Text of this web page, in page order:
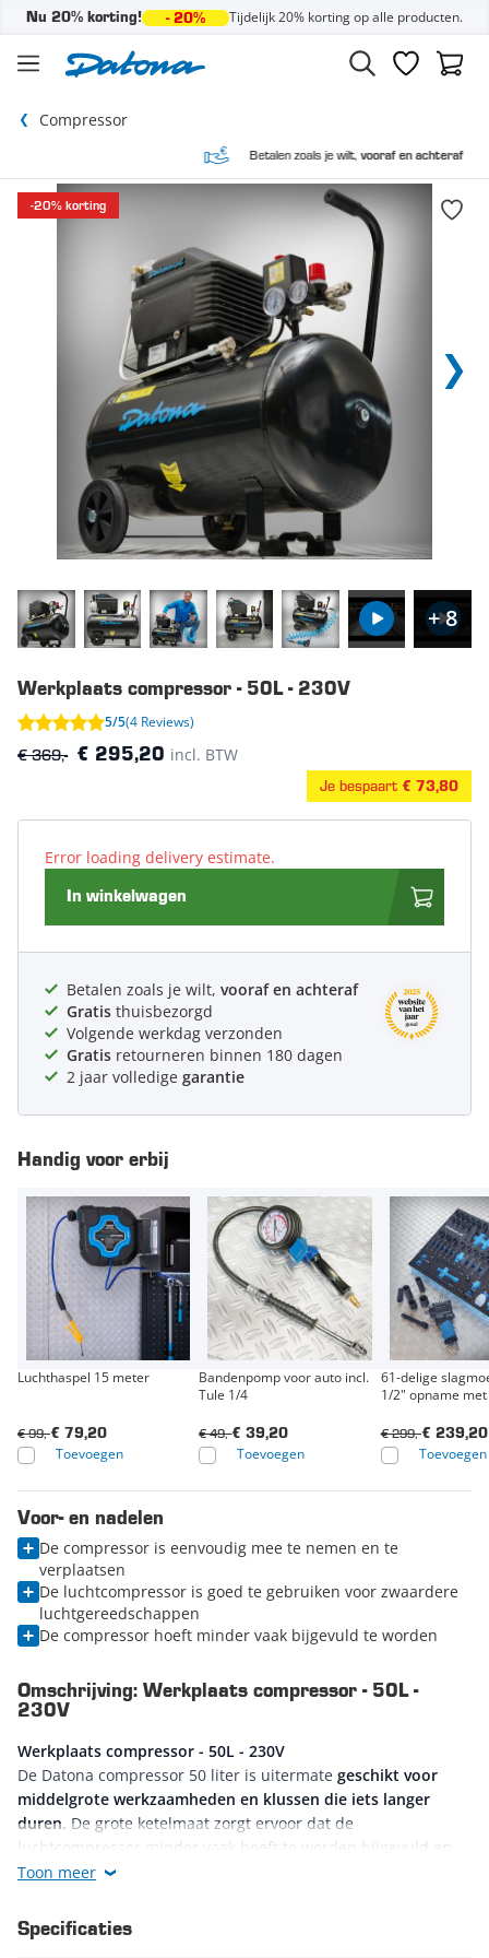
Nu 20% korting! - 20% Tijdelijk 20% korting op alle producten.
Verlanglijst
Compressor
Betalen zoals je wilt,vooraf en achteraf
-20% korting
+ 8
Werkplaats compressor - 50L - 230V
5/5(4 Reviews)
€ 369,- € 295,20 incl. BTW
Je bespaart € 73,80
Error loading delivery estimate.
In winkelwagen
Betalen zoals je wilt, vooraf en achteraf
Gratis thuisbezorgd
Volgende werkdag verzonden
Gratis retourneren binnen 180 dagen
2 jaar volledige garantie
Handig voor erbij
Luchthaspel 15 meter
€ 79,20
€ 99,-
Toevoegen
Bandenpomp voor auto incl.
Tule 1/4
€ 39,20
€ 49,-
Toevoegen
61-delige
1/2" opname
€ 239,20
€ 299,-
Toevoegen
Voor- en nadelen
De compressor is eenvoudig mee te nemen en te
verplaatsen
De luchtcompressor is goed te gebruiken voor zwaardere
luchtgereedschappen
De compressor hoeft minder vaak bijgevuld te worden
Omschrijving: Werkplaats compressor - 50L -
230V
Werkplaats compressor - 50L - 230V
De Datona compressor 50 liter is uitermate geschikt voor
middelgrote werkzaamheden en klussen die iets langer
duren. De grote ketelmaat zorgt ervoor dat de
luchtcompressor minder vaak hoeft te worden bijgevuld en
dus voor langere tijd gebruikt kan worden. Het zijn sterke
geschikt zijn voor zwaar luchtgereedschap.
Toon meer
Specificaties